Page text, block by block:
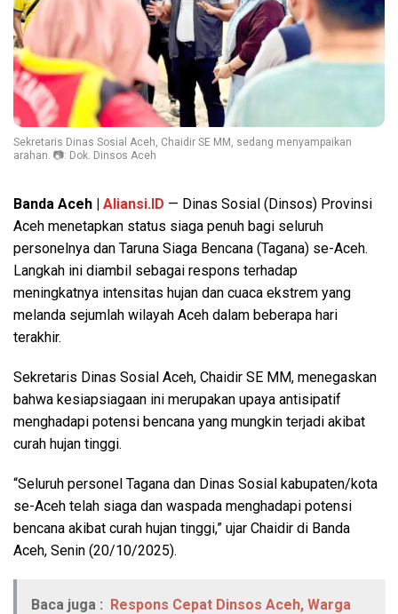
Sekretaris Dinas Sosial Aceh, Chaidir SE MM, sedang menyampaikan
arahan. 📷: Dok. Dinsos Aceh
Banda Aceh | Aliansi.ID — Dinas Sosial (Dinsos) Provinsi
Aceh menetapkan status siaga penuh bagi seluruh
personelnya dan Taruna Siaga Bencana (Tagana) se-Aceh.
Langkah ini diambil sebagai respons terhadap
meningkatnya intensitas hujan dan cuaca ekstrem yang
melanda sejumlah wilayah Aceh dalam beberapa hari
terakhir.
Sekretaris Dinas Sosial Aceh, Chaidir SE MM, menegaskan
bahwa kesiapsiagaan ini merupakan upaya antisipatif
menghadapi potensi bencana yang mungkin terjadi akibat
curah hujan tinggi.
“Seluruh personel Tagana dan Dinas Sosial kabupaten/kota
se-Aceh telah siaga dan waspada menghadapi potensi
bencana akibat curah hujan tinggi,” ujar Chaidir di Banda
Aceh, Senin (20/10/2025).
Baca juga : Respons Cepat Dinsos Aceh, Warga